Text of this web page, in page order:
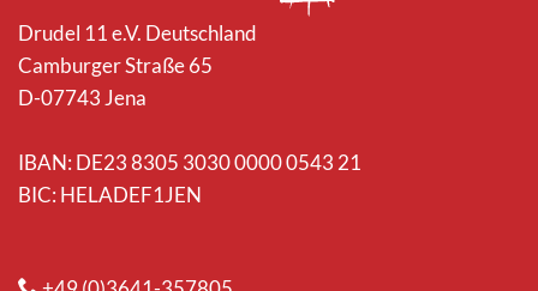
Drudel 11 e.V. Deutschland
Camburger Straße 65
D-07743 Jena
IBAN: DE23 8305 3030 0000 0543 21
BIC: HELADEF1JEN